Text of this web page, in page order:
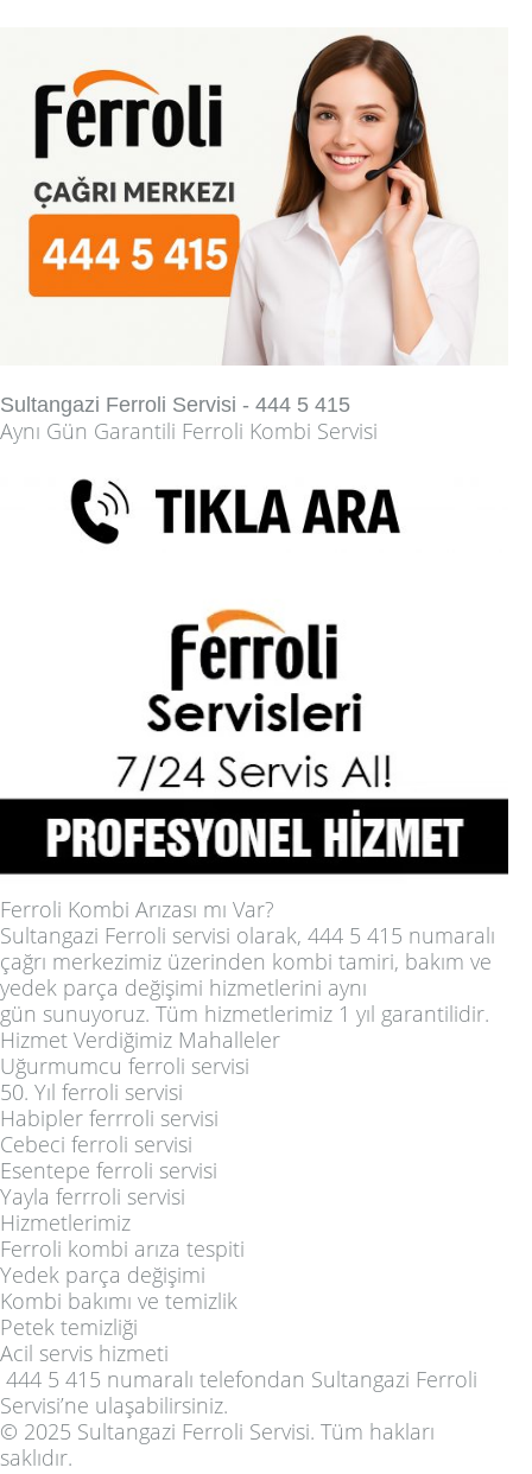
Sultangazi Ferroli Servisi - 444 5 415
Aynı Gün Garantili Ferroli Kombi Servisi
Ferroli Kombi Arızası mı Var?
Sultangazi Ferroli servisi olarak, 444 5 415 numaralı
çağrı merkezimiz üzerinden kombi tamiri, bakım ve
yedek parça değişimi hizmetlerini aynı
gün sunuyoruz. Tüm hizmetlerimiz 1 yıl garantilidir.
Hizmet Verdiğimiz Mahalleler
Uğurmumcu ferroli servisi
50. Yıl ferroli servisi
Habipler ferrroli servisi
Cebeci ferroli servisi
Esentepe ferroli servisi
Yayla ferrroli servisi
Hizmetlerimiz
Ferroli kombi arıza tespiti
Yedek parça değişimi
Kombi bakımı ve temizlik
Petek temizliği
Acil servis hizmeti
444 5 415 numaralı telefondan Sultangazi Ferroli
Servisi’ne ulaşabilirsiniz.
© 2025 Sultangazi Ferroli Servisi. Tüm hakları
saklıdır.